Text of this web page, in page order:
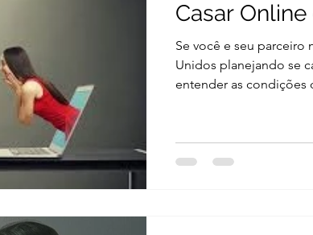
Casar
Se você e seu parceiro
Unidos planejando se
entender as condições